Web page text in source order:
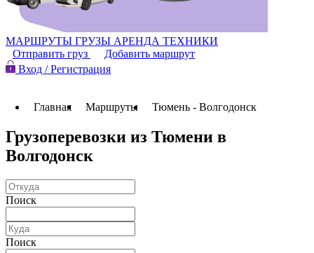
МАРШРУТЫ ГРУЗЫ АРЕНДА ТЕХНИКИ
Отправить груз
Добавить маршрут
Вход / Регистрация
Главная Маршруты Тюмень - Волгодонск
Грузоперевозки из Тюмени в
Волгодонск
Поиск
Поиск